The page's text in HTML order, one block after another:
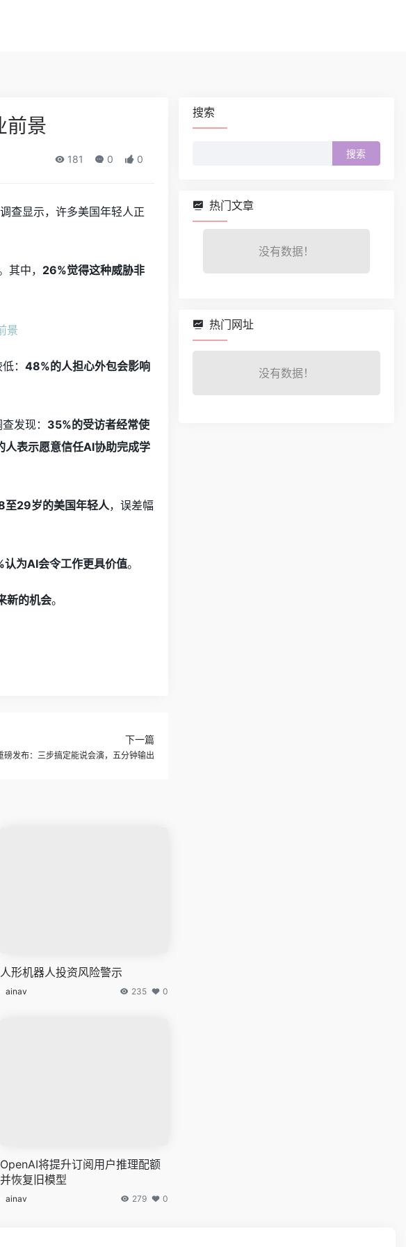
前景
181 0 0
查显示，许多美国年轻人正
其中， 26%觉得这种威胁非
： 48%的人担心外包会影响
发现： 35%的受访者经常使
人表示愿意信任AI协助完成学
29岁的美国年轻人，误差幅
认为AI会令工作更具价值。
新的机会。
下一篇
磅发布：三步搞定能说会演，五分钟输出
人形机器人投资风险警示
ainav 235 0
OpenAI将提升订阅用户推理配额
并恢复旧模型
ainav 279 0
搜索
热门文章
没有数据！
热门网址
没有数据！